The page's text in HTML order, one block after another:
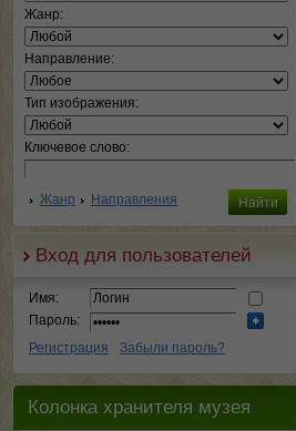
Жанр:
Направление:
Тип изображения:
Ключевое слово:
Жанр Направления
Вход для пользователей
Имя:
Пароль:
Регистрация
Забыли пароль?
Колонка хранителя музея